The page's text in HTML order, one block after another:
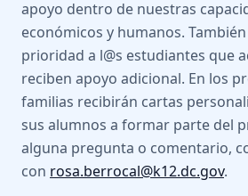
apoyo dentro de nuestras
económicos y humanos.
prioridad a l@s estudiantes que
reciben apoyo adicional. En los
familias recibirán cartas
sus alumnos a formar parte del
alguna pregunta o comentario,
con rosa.berrocal@k12.dc.gov.